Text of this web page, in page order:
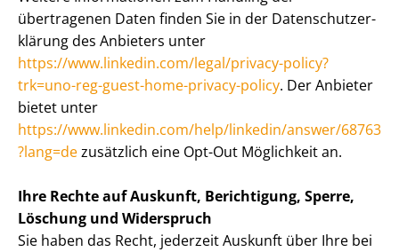
übertragenen Daten finden Sie in der Da­ten­schutz­er­
klä­rung des Anbieters unter
https://www.linkedin.com/legal/privacy-policy?
trk=uno-reg-guest-home-privacy-policy. Der Anbieter
bietet unter
https://www.linkedin.com/help/linkedin/answer/68763
?lang=dezusätzlich eine Opt-Out Möglichkeit an.
Ihre Rechte auf Auskunft, Berichtigung, Sperre,
Löschung und Widerspruch
Sie haben das Recht, jederzeit Auskunft über Ihre bei